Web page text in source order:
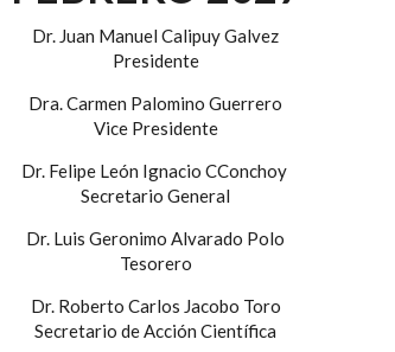
Dr. Juan Manuel Calipuy Galvez
Presidente
Dra. Carmen Palomino Guerrero
Vice Presidente
Dr. Felipe León Ignacio CConchoy
Secretario General
Dr. Luis Geronimo Alvarado Polo
Tesorero
Dr. Roberto Carlos Jacobo Toro
Secretario de Acción Científica